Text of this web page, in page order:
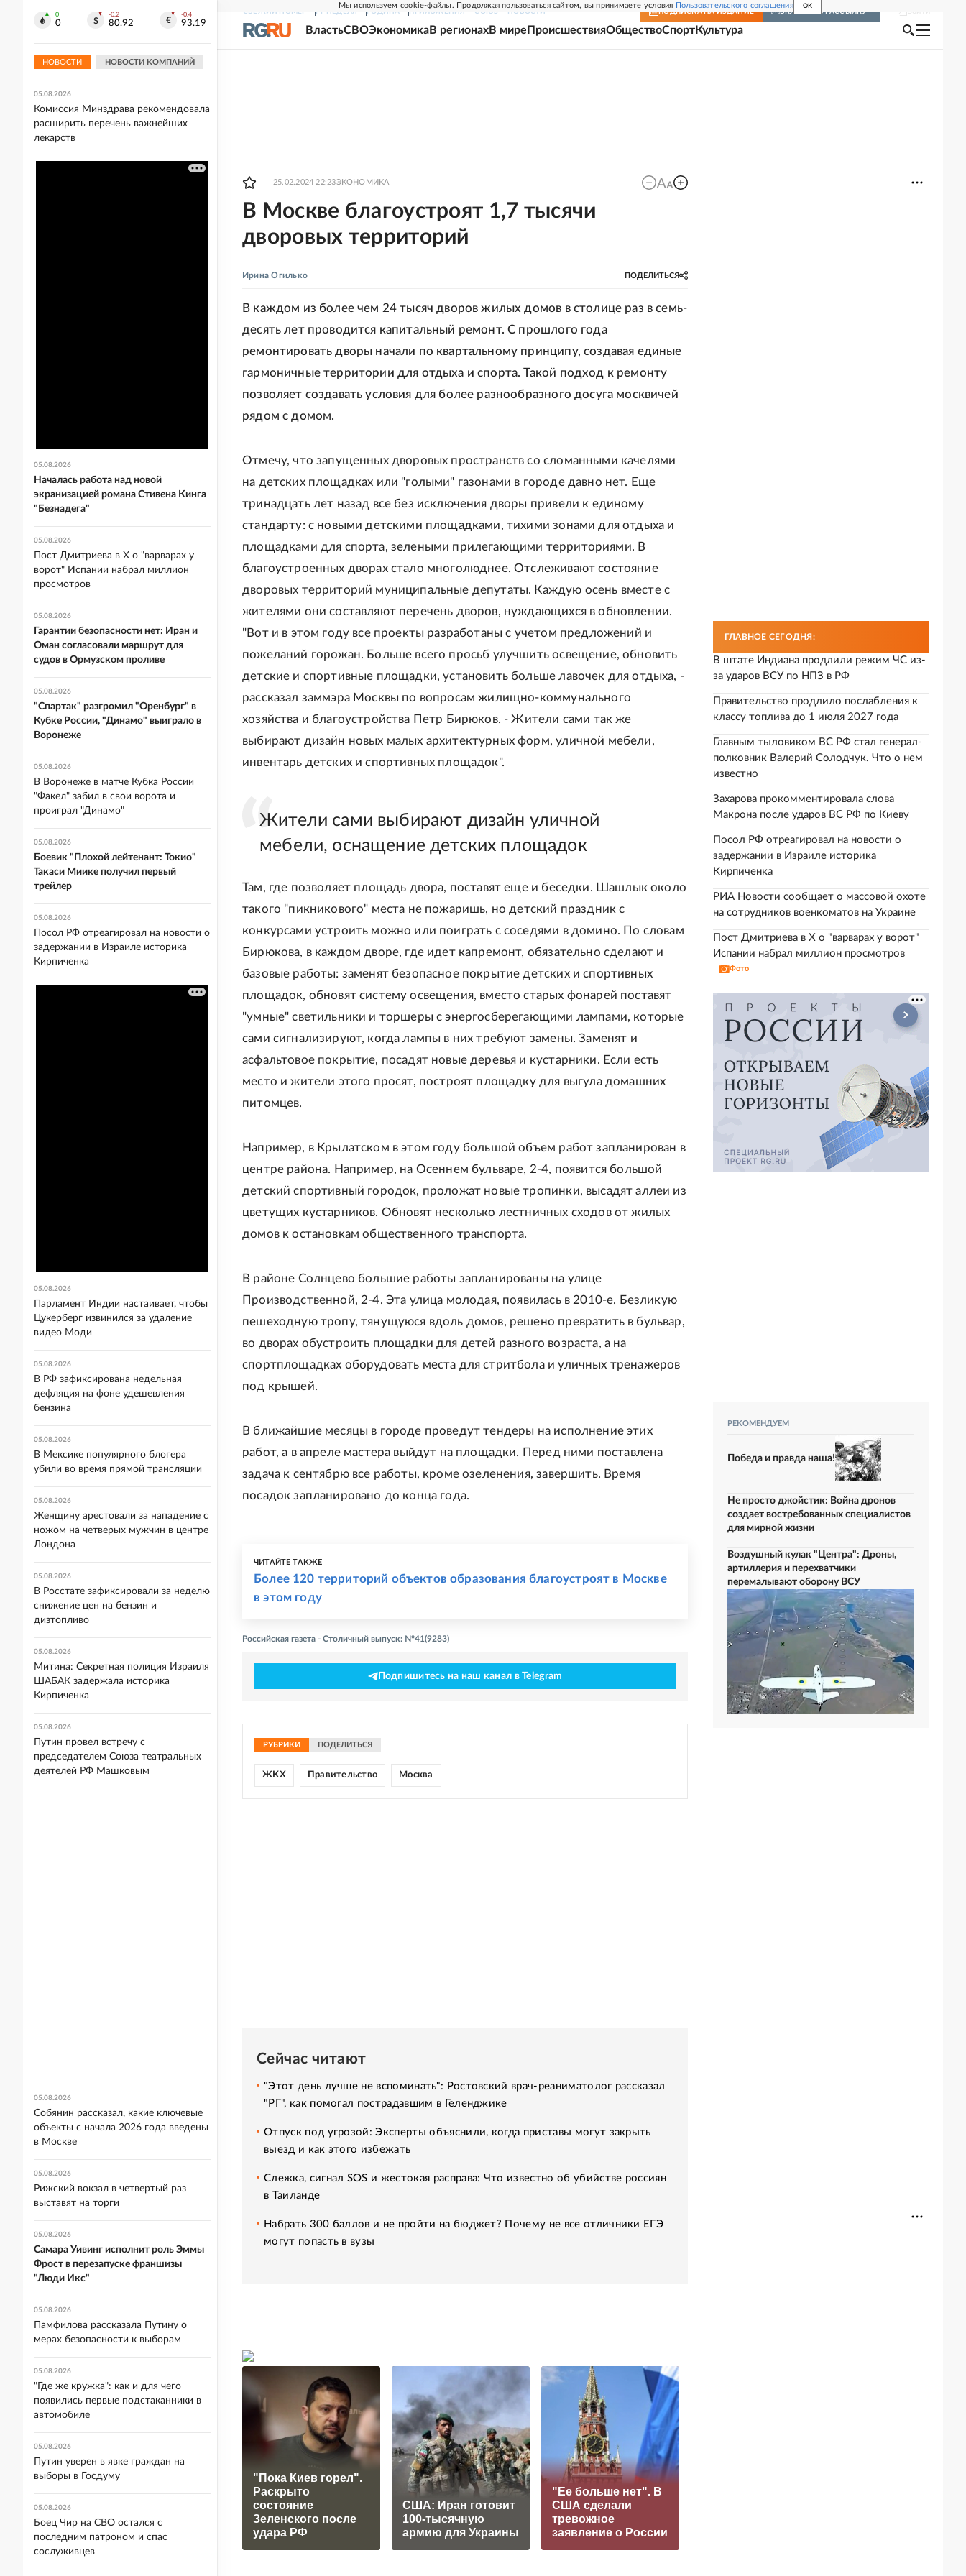
Мы используем cookie-файлы. Продолжая пользоваться сайтом, вы принимаете условия Пользовательского соглашения OK
СВЕЖИЙ НОМЕР РГ-НЕДЕЛЯ РОДИНА ПРИЛОЖЕНИЯ СОЮЗ НОВОСТИ ПОДПИСКА НА ИЗДАНИЕ ВКЛЮЧИТЬ РАССЫЛКУ
ВластьСВОЭкономикаВ регионахВ мире ПроисшествияОбществоСпортКультура
25.02.2024 22:23ЭКОНОМИКА
В Москве благоустроят 1,7 тысячи
дворовых территорий
Ирина Огилько ПОДЕЛИТЬСЯ
В каждом из более чем 24 тысяч дворов жилых домов в столице раз в семь-
десять лет проводится капитальный ремонт. С прошлого года
ремонтировать дворы начали по квартальному принципу, создавая единые
гармоничные территории для отдыха и спорта. Такой подход к ремонту
позволяет создавать условия для более разнообразного досуга москвичей
рядом с домом.
Отмечу, что запущенных дворовых пространств со сломанными качелями
на детских площадках или "голыми" газонами в городе давно нет. Еще
тринадцать лет назад все без исключения дворы привели к единому
стандарту: с новыми детскими площадками, тихими зонами для отдыха и
площадками для спорта, зелеными прилегающими территориями. В
благоустроенных дворах стало многолюднее. Отслеживают состояние
дворовых территорий муниципальные депутаты. Каждую осень вместе с
жителями они составляют перечень дворов, нуждающихся в обновлении.
"Вот и в этом году все проекты разработаны с учетом предложений и
пожеланий горожан. Больше всего просьб улучшить освещение, обновить
детские и спортивные площадки, установить больше лавочек для отдыха, -
рассказал заммэра Москвы по вопросам жилищно-коммунального
хозяйства и благоустройства Петр Бирюков. - Жители сами так же
выбирают дизайн новых малых архитектурных форм, уличной мебели,
инвентарь детских и спортивных площадок".
Жители сами выбирают дизайн уличной
мебели, оснащение детских площадок
Там, где позволяет площадь двора, поставят еще и беседки. Шашлык около
такого "пикникового" места не пожаришь, но детский праздник с
конкурсами устроить можно или поиграть с соседями в домино. По словам
Бирюкова, в каждом дворе, где идет капремонт, обязательно сделают и
базовые работы: заменят безопасное покрытие детских и спортивных
площадок, обновят систему освещения, вместо старых фонарей поставят
"умные" светильники и торшеры с энергосберегающими лампами, которые
сами сигнализируют, когда лампы в них требуют замены. Заменят и
асфальтовое покрытие, посадят новые деревья и кустарники. Если есть
место и жители этого просят, построят площадку для выгула домашних
питомцев.
Например, в Крылатском в этом году большой объем работ запланирован в
центре района. Например, на Осеннем бульваре, 2-4, появится большой
детский спортивный городок, проложат новые тропинки, высадят аллеи из
цветущих кустарников. Обновят несколько лестничных сходов от жилых
домов к остановкам общественного транспорта.
В районе Солнцево большие работы запланированы на улице
Производственной, 2-4. Эта улица молодая, появилась в 2010-е. Безликую
пешеходную тропу, тянущуюся вдоль домов, решено превратить в бульвар,
во дворах обустроить площадки для детей разного возраста, а на
спортплощадках оборудовать места для стритбола и уличных тренажеров
под крышей.
В ближайшие месяцы в городе проведут тендеры на исполнение этих
работ, а в апреле мастера выйдут на площадки. Перед ними поставлена
задача к сентябрю все работы, кроме озеленения, завершить. Время
посадок запланировано до конца года.
ЧИТАЙТЕ ТАКЖЕ
Более 120 территорий объектов образования благоустроят в Москве
в этом году
Российская газета - Столичный выпуск: №41(9283)
Подпишитесь на наш канал в Telegram
РУБРИКИ ПОДЕЛИТЬСЯ
ЖКХ Правительство Москва
Сейчас читают
"Этот день лучше не вспоминать": Ростовский врач-реаниматолог рассказал
"РГ", как помогал пострадавшим в Геленджике
Отпуск под угрозой: Эксперты объяснили, когда приставы могут закрыть
выезд и как этого избежать
Слежка, сигнал SOS и жестокая расправа: Что известно об убийстве россиян
в Таиланде
Набрать 300 баллов и не пройти на бюджет? Почему не все отличники ЕГЭ
могут попасть в вузы
"Пока Киев горел".
Раскрыто
состояние
Зеленского после
удара РФ
США: Иран готовит
100-тысячную
армию для Украины
"Ее больше нет". В
США сделали
тревожное
заявление о России
ГЛАВНОЕ СЕГОДНЯ:
В штате Индиана продлили режим ЧС из-
за ударов ВСУ по НПЗ в РФ
Правительство продлило послабления к
классу топлива до 1 июля 2027 года
Главным тыловиком ВС РФ стал генерал-
полковник Валерий Солодчук. Что о нем
известно
Захарова прокомментировала слова
Макрона после ударов ВС РФ по Киеву
Посол РФ отреагировал на новости о
задержании в Израиле историка
Кирпиченка
РИА Новости сообщает о массовой охоте
на сотрудников военкоматов на Украине
Пост Дмитриева в X о "варварах у ворот"
Испании набрал миллион просмотров
Фото
РЕКОМЕНДУЕМ
Победа и правда наша!
Не просто джойстик: Война дронов
создает востребованных специалистов
для мирной жизни
Воздушный кулак "Центра": Дроны,
артиллерия и перехватчики
перемалывают оборону ВСУ
0
0
-0.2
80.92
-0.4
93.19
НОВОСТИ НОВОСТИ КОМПАНИЙ
05.08.2026
Киеву
05.08.2026
Комиссия Минздрава рекомендовала
расширить перечень важнейших
лекарств
05.08.2026
Началась работа над новой
экранизацией романа Стивена Кинга
"Безнадега"
05.08.2026
Пост Дмитриева в X о "варварах у
ворот" Испании набрал миллион
просмотров
05.08.2026
Гарантии безопасности нет: Иран и
Оман согласовали маршрут для
судов в Ормузском проливе
05.08.2026
"Спартак" разгромил "Оренбург" в
Кубке России, "Динамо" выиграло в
Воронеже
05.08.2026
В Воронеже в матче Кубка России
"Факел" забил в свои ворота и
проиграл "Динамо"
05.08.2026
Боевик "Плохой лейтенант: Токио"
Такаси Миике получил первый
трейлер
05.08.2026
Посол РФ отреагировал на новости о
задержании в Израиле историка
Кирпиченка
05.08.2026
Парламент Индии настаивает, чтобы
Цукерберг извинился за удаление
видео Моди
05.08.2026
В РФ зафиксирована недельная
дефляция на фоне удешевления
бензина
05.08.2026
В Мексике популярного блогера
убили во время прямой трансляции
05.08.2026
Женщину арестовали за нападение с
ножом на четверых мужчин в центре
Лондона
05.08.2026
В Росстате зафиксировали за неделю
снижение цен на бензин и
дизтопливо
05.08.2026
Митина: Секретная полиция Израиля
ШАБАК задержала историка
Кирпиченка
05.08.2026
Путин провел встречу с
председателем Союза театральных
деятелей РФ Машковым
05.08.2026
Собянин рассказал, какие ключевые
объекты с начала 2026 года введены
в Москве
05.08.2026
Рижский вокзал в четвертый раз
выставят на торги
05.08.2026
Самара Уивинг исполнит роль Эммы
Фрост в перезапуске франшизы
"Люди Икс"
05.08.2026
Памфилова рассказала Путину о
мерах безопасности к выборам
05.08.2026
"Где же кружка": как и для чего
появились первые подстаканники в
автомобиле
05.08.2026
Путин уверен в явке граждан на
выборы в Госдуму
05.08.2026
Боец Чир на СВО остался с
последним патроном и спас
сослуживцев